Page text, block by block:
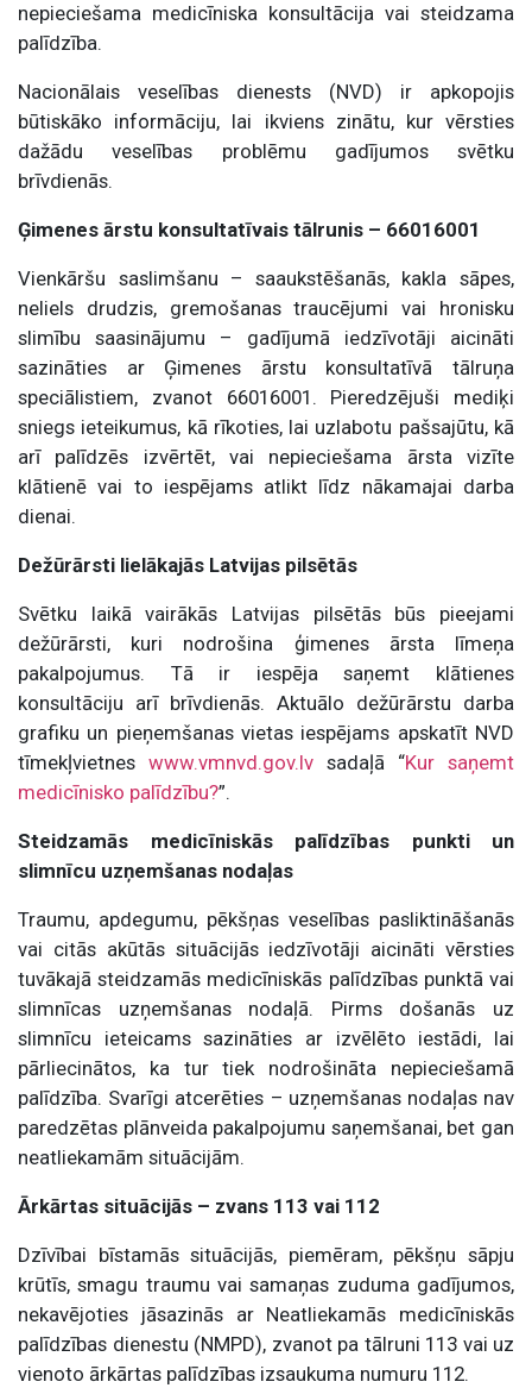
nepieciešama medicīniska konsultācija vai steidzama
palīdzība.
Nacionālais veselības dienests (NVD) ir apkopojis
būtiskāko informāciju, lai ikviens zinātu, kur vērsties
dažādu veselības problēmu gadījumos svētku
brīvdienās.
Ģimenes ārstu konsultatīvais tālrunis – 66016001
Vienkāršu saslimšanu – saaukstēšanās, kakla sāpes,
neliels drudzis, gremošanas traucējumi vai hronisku
slimību saasinājumu – gadījumā iedzīvotāji aicināti
sazināties ar Ģimenes ārstu konsultatīvā tālruņa
speciālistiem, zvanot 66016001. Pieredzējuši mediķi
sniegs ieteikumus, kā rīkoties, lai uzlabotu pašsajūtu, kā
arī palīdzēs izvērtēt, vai nepieciešama ārsta vizīte
klātienē vai to iespējams atlikt līdz nākamajai darba
dienai.
Dežūrārsti lielākajās Latvijas pilsētās
Svētku laikā vairākās Latvijas pilsētās būs pieejami
dežūrārsti, kuri nodrošina ģimenes ārsta līmeņa
pakalpojumus. Tā ir iespēja saņemt klātienes
konsultāciju arī brīvdienās. Aktuālo dežūrārstu darba
grafiku un pieņemšanas vietas iespējams apskatīt NVD
tīmekļvietnes www.vmnvd.gov.lv sadaļā “Kur saņemt
medicīnisko palīdzību?”.
Steidzamās medicīniskās palīdzības punkti un
slimnīcu uzņemšanas nodaļas
Traumu, apdegumu, pēkšņas veselības pasliktināšanās
vai citās akūtās situācijās iedzīvotāji aicināti vērsties
tuvākajā steidzamās medicīniskās palīdzības punktā vai
slimnīcas uzņemšanas nodaļā. Pirms došanās uz
slimnīcu ieteicams sazināties ar izvēlēto iestādi, lai
pārliecinātos, ka tur tiek nodrošināta nepieciešamā
palīdzība. Svarīgi atcerēties – uzņemšanas nodaļas nav
paredzētas plānveida pakalpojumu saņemšanai, bet gan
neatliekamām situācijām.
Ārkārtas situācijās – zvans 113 vai 112
Dzīvībai bīstamās situācijās, piemēram, pēkšņu sāpju
krūtīs, smagu traumu vai samaņas zuduma gadījumos,
nekavējoties jāsazinās ar Neatliekamās medicīniskās
palīdzības dienestu (NMPD), zvanot pa tālruni 113 vai uz
vienoto ārkārtas palīdzības izsaukuma numuru 112.